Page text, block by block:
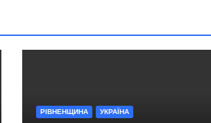
РІВНЕНЩИНА УКРАЇНА